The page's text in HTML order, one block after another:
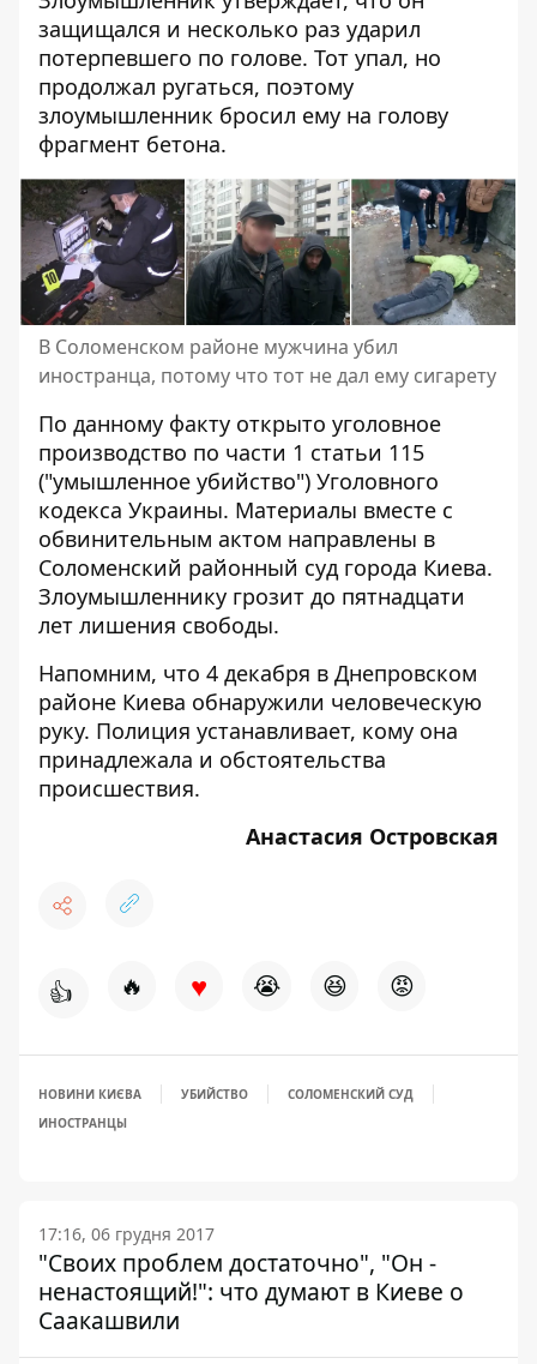
защищался и несколько раз ударил
потерпевшего по голове. Тот упал, но
продолжал ругаться, поэтому
злоумышленник бросил ему на голову
фрагмент бетона.
В Соломенском районе мужчина убил
иностранца, потому что тот не дал ему сигарету
По данному факту открыто уголовное
производство по части 1 статьи 115
("умышленное убийство") Уголовного
кодекса Украины. Материалы вместе с
обвинительным актом направлены в
Соломенский районный суд города Киева.
Злоумышленнику грозит до пятнадцати
лет лишения свободы.
Напомним, что 4 декабря в Днепровском
районе Киева обнаружили человеческую
руку. Полиция устанавливает, кому она
принадлежала и обстоятельства
происшествия.
Анастасия Островская
👍 🔥 ♥ 😭 😆 😡
НОВИНИ КИЄВА УБИЙСТВО
СОЛОМЕНСКИЙ СУД
ИНОСТРАНЦЫ
17:16, 06 грудня 2017
"Своих проблем достаточно", "Он -
ненастоящий!": что думают в Киеве о
Саакашвили